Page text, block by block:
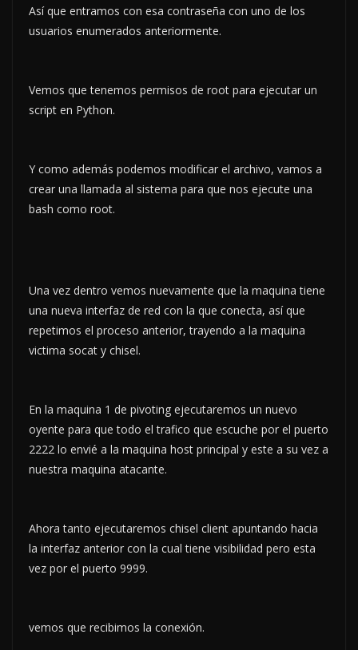
Así que entramos con esa contraseña con uno de los
usuarios enumerados anteriormente.
Vemos que tenemos permisos de root para ejecutar un
script en Python.
Y como además podemos modificar el archivo, vamos a
crear una llamada al sistema para que nos ejecute una
bash como root.
Una vez dentro vemos nuevamente que la maquina tiene
una nueva interfaz de red con la que conecta, así que
repetimos el proceso anterior, trayendo a la maquina
victima socat y chisel.
En la maquina 1 de pivoting ejecutaremos un nuevo
oyente para que todo el trafico que escuche por el puerto
2222 lo envié a la maquina host principal y este a su vez a
nuestra maquina atacante.
Ahora tanto ejecutaremos chisel client apuntando hacia
la interfaz anterior con la cual tiene visibilidad pero esta
vez por el puerto 9999.
vemos que recibimos la conexión.